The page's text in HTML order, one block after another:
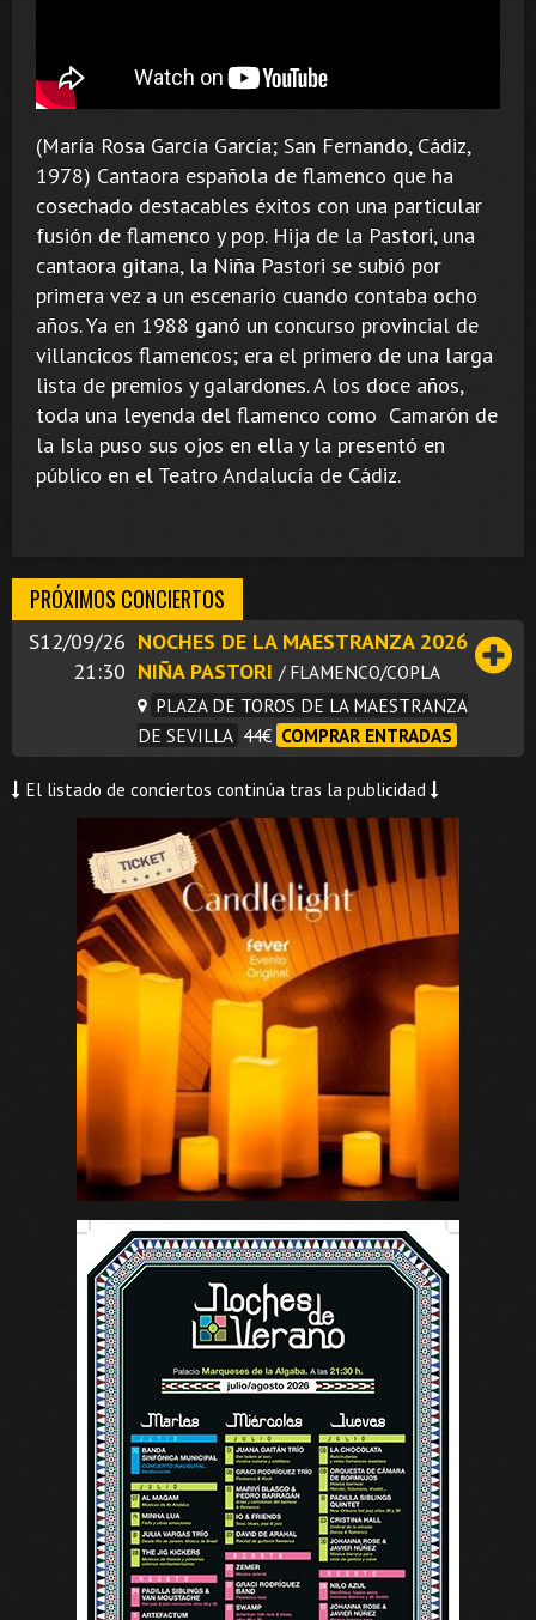
(María Rosa García García; San Fernando, Cádiz,
1978) Cantaora española de flamenco que ha
cosechado destacables éxitos con una particular
fusión de flamenco y pop. Hija de la Pastori, una
cantaora gitana, la Niña Pastori se subió por
primera vez a un escenario cuando contaba ocho
años. Ya en 1988 ganó un concurso provincial de
villancicos flamencos; era el primero de una larga
lista de premios y galardones. A los doce años,
toda una leyenda del flamenco como Camarón de
la Isla puso sus ojos en ella y la presentó en
público en el Teatro Andalucía de Cádiz.
PRÓXIMOS CONCIERTOS
S12/09/26
21:30
NOCHES DE LA MAESTRANZA 2026
NIÑA PASTORI / FLAMENCO/COPLA
PLAZA DE TOROS DE LA MAESTRANZA
DE SEVILLA 44€ COMPRAR ENTRADAS
El listado de conciertos continúa tras la publicidad